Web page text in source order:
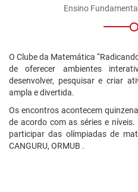
Ensino
O Clube da Matemática
de oferecer ambientes
desenvolver, pesquisar e criar
ampla e divertida.
Os encontros acontecem
de acordo com as séries e
participar das olímpiadas de
CANGURU, ORMUB .